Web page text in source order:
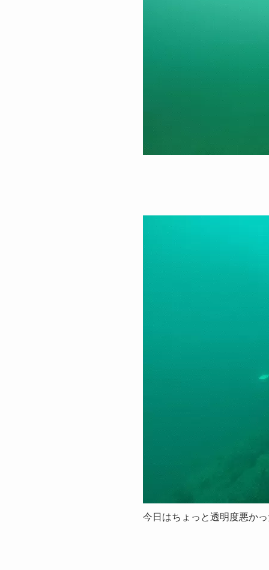
今日はちょっと透明度悪か